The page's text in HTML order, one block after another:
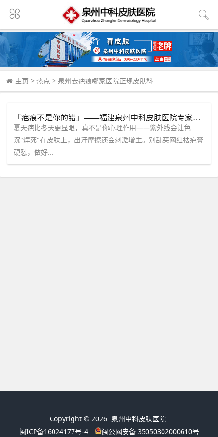
主页 > 热点 > 泉州去疤痕哪家医院正规皮肤科
「疤痕不是你的错」——福建泉州中科皮肤医院专家：夏天疤痕更明显的3个原因，第1个多数人忽略了
夏天疤比冬天更显眼，真不是你心理作用——紫外线会让色
沉"焊死"在皮肤上，出汗摩擦还会刺激增生。别乱买网红祛疤膏
硬怼，做好...
Copyright © 2026 泉州中科皮肤医院
闽ICP备16024177号-4
闽公网安备 35050302000610号